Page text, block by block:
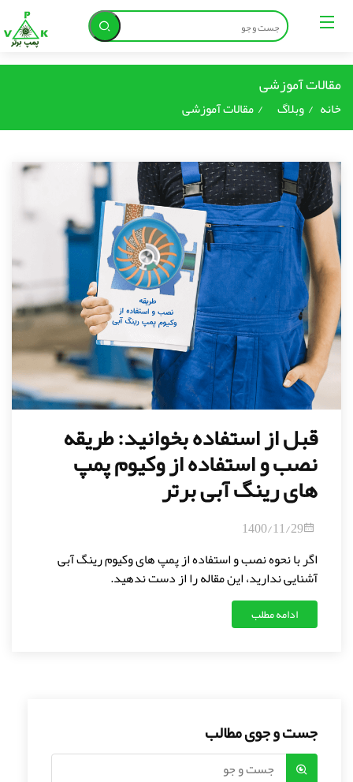
مقالات آموزشی
خانه وبلاگ مقالات آموزشی
قبل از استفاده بخوانید: طریقه
نصب و استفاده از وکیوم پمپ
های رینگ آبی برتر
1400/11/29
اگر با نحوه نصب و استفاده از پمپ های وکیوم رینگ آبی
آشنایی ندارید، این مقاله را از دست ندهید.
ادامه مطلب
جست و جوی مطالب